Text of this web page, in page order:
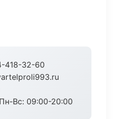
418-32-60
Пн-Вс: 09:00-20:00